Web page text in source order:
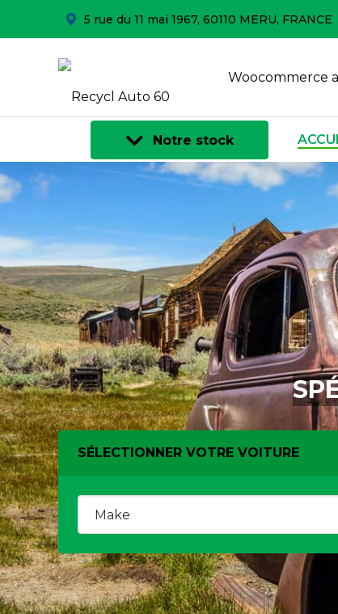
5 rue du 11 mai 1967, 60110 MERU, FRANCE
Woocommerce
Notre stock
SÉLECTIONNER VOTRE VOITURE